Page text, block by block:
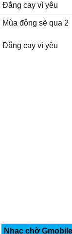
Đắng cay vì yêu
Mùa đông sẽ qua 2
Đắng cay vì yêu
Nhạc chờ